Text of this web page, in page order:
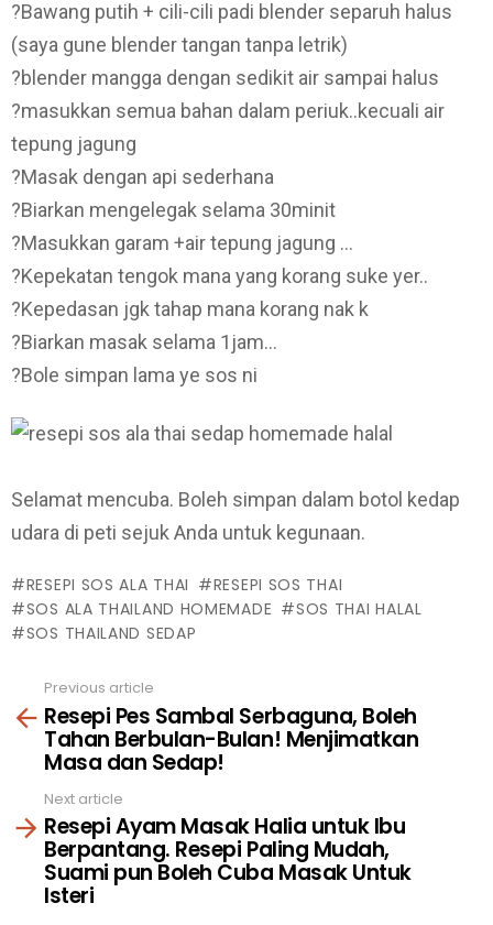
?Bawang putih + cili-cili padi blender separuh halus
(saya gune blender tangan tanpa letrik)
?blender mangga dengan sedikit air sampai halus
?masukkan semua bahan dalam periuk..kecuali air
tepung jagung
?Masak dengan api sederhana
?Biarkan mengelegak selama 30minit
?Masukkan garam +air tepung jagung …
?Kepekatan tengok mana yang korang suke yer..
?Kepedasan jgk tahap mana korang nak k
?Biarkan masak selama 1jam…
?Bole simpan lama ye sos ni
Selamat mencuba. Boleh simpan dalam botol kedap
udara di peti sejuk Anda untuk kegunaan.
RESEPI SOS ALA THAI
RESEPI SOS THAI
SOS ALA THAILAND HOMEMADE
SOS THAI HALAL
SOS THAILAND SEDAP
more
Previous article
Resepi Pes Sambal Serbaguna, Boleh
Tahan Berbulan-Bulan! Menjimatkan
Masa dan Sedap!
Next article
Resepi Ayam Masak Halia untuk Ibu
Berpantang. Resepi Paling Mudah,
Suami pun Boleh Cuba Masak Untuk
Isteri